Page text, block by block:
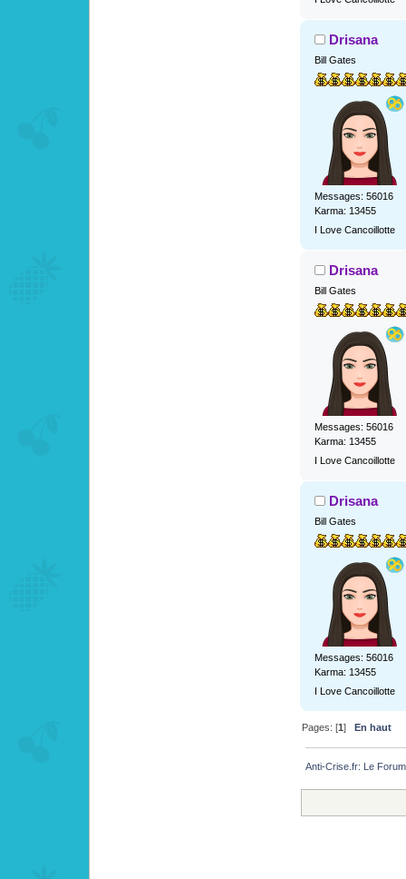
Drisana
Bill Gates
Messages: 56016
Karma: 13455
I Love Cancoillotte
Drisana
Bill Gates
Messages: 56016
Karma: 13455
I Love Cancoillotte
Drisana
Bill Gates
Messages: 56016
Karma: 13455
I Love Cancoillotte
Pages: [1] En haut
Anti-Crise.fr: Le Forum